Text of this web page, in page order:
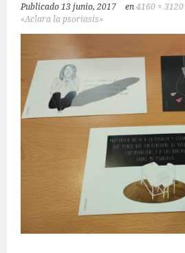
Publicado13 junio, 2017 en4160 × 3120
«Aclara la psoriasis»